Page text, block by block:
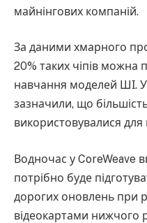
майнінгових компаній.
За даними хмарного
20% таких чіпів можна
навчання моделей ШІ.
зазначили, що
використовувалися для
Водночас у
потрібно буде
дорогих оновлень при
відеокартами нижчого